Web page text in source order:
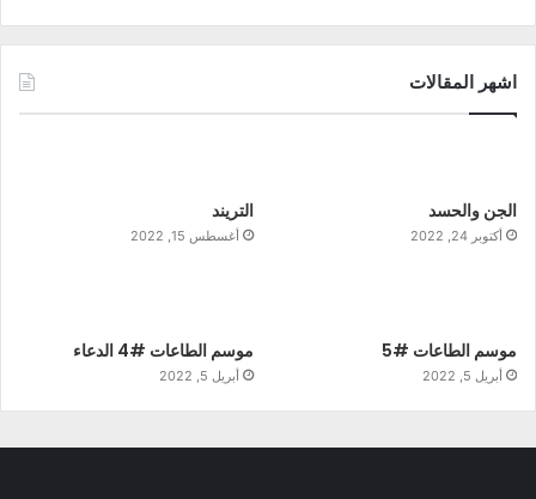
اشهر المقالات
الجن والحسد
أكتوبر 24, 2022
التريند
أغسطس 15, 2022
موسم الطاعات #5
أبريل 5, 2022
موسم الطاعات #4 الدعاء
أبريل 5, 2022